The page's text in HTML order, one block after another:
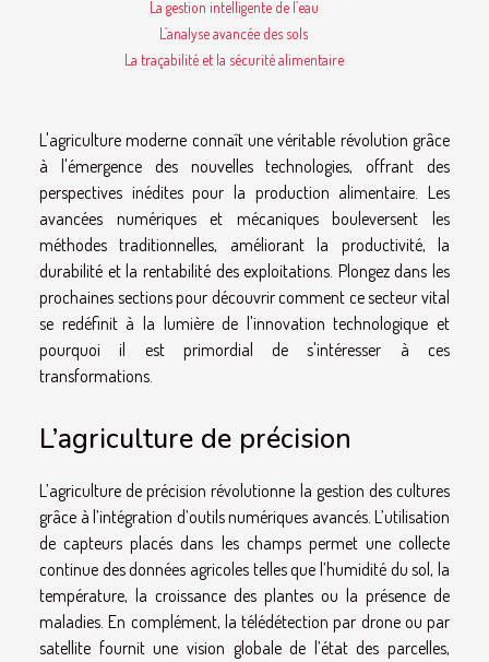
La gestion intelligente de l’eau
L’analyse avancée des sols
La traçabilité et la sécurité alimentaire
L'agriculture moderne connaît une véritable révolution grâce
à l'émergence des nouvelles technologies, offrant des
perspectives inédites pour la production alimentaire. Les
avancées numériques et mécaniques bouleversent les
méthodes traditionnelles, améliorant la productivité, la
durabilité et la rentabilité des exploitations. Plongez dans les
prochaines sections pour découvrir comment ce secteur vital
se redéfinit à la lumière de l'innovation technologique et
pourquoi il est primordial de s'intéresser à ces
transformations.
L’agriculture de précision
L’agriculture de précision révolutionne la gestion des cultures
grâce à l’intégration d’outils numériques avancés. L’utilisation
de capteurs placés dans les champs permet une collecte
continue des données agricoles telles que l’humidité du sol, la
température, la croissance des plantes ou la présence de
maladies. En complément, la télédétection par drone ou par
satellite fournit une vision globale de l’état des parcelles,